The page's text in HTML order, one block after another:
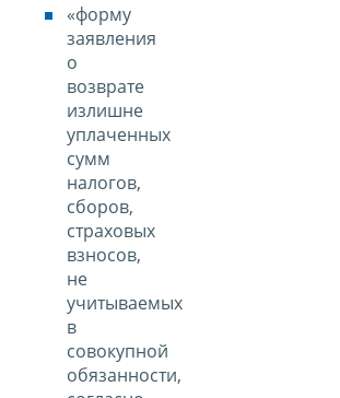
«форму
заявления
о
возврате
излишне
уплаченных
сумм
налогов,
сборов,
страховых
взносов,
не
учитываемых
в
совокупной
обязанности,